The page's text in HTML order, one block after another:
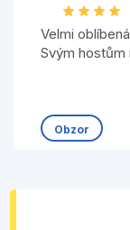
Velmi
Svým hostům
Obzor